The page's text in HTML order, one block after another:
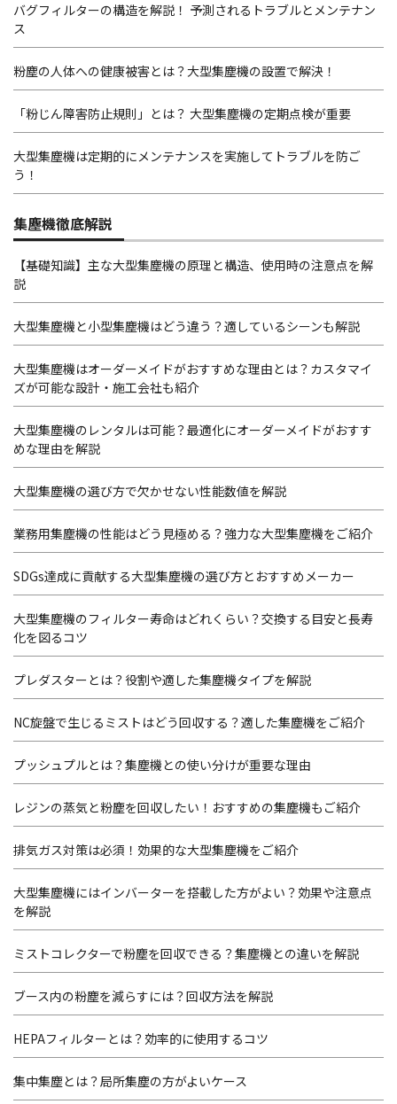
バグフィルターの構造を解説！ 予測されるトラブルとメンテナン
ス
粉塵の人体への健康被害とは？大型集塵機の設置で解決！
「粉じん障害防止規則」とは？ 大型集塵機の定期点検が重要
大型集塵機は定期的にメンテナンスを実施してトラブルを防ご
う！
集塵機徹底解説
【基礎知識】主な大型集塵機の原理と構造、使用時の注意点を解
説
大型集塵機と小型集塵機はどう違う？適しているシーンも解説
大型集塵機はオーダーメイドがおすすめな理由とは？カスタマイ
ズが可能な設計・施工会社も紹介
大型集塵機のレンタルは可能？最適化にオーダーメイドがおすす
めな理由を解説
大型集塵機の選び方で欠かせない性能数値を解説
業務用集塵機の性能はどう見極める？強力な大型集塵機をご紹介
SDGs達成に貢献する大型集塵機の選び方とおすすめメーカー
大型集塵機のフィルター寿命はどれくらい？交換する目安と長寿
化を図るコツ
プレダスターとは？役割や適した集塵機タイプを解説
NC旋盤で生じるミストはどう回収する？適した集塵機をご紹介
プッシュプルとは？集塵機との使い分けが重要な理由
レジンの蒸気と粉塵を回収したい！おすすめの集塵機もご紹介
排気ガス対策は必須！効果的な大型集塵機をご紹介
大型集塵機にはインバーターを搭載した方がよい？効果や注意点
を解説
ミストコレクターで粉塵を回収できる？集塵機との違いを解説
ブース内の粉塵を減らすには？回収方法を解説
HEPAフィルターとは？効率的に使用するコツ
集中集塵とは？局所集塵の方がよいケース